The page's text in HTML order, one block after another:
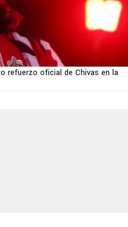
refuerzo oficial de Chivas en la